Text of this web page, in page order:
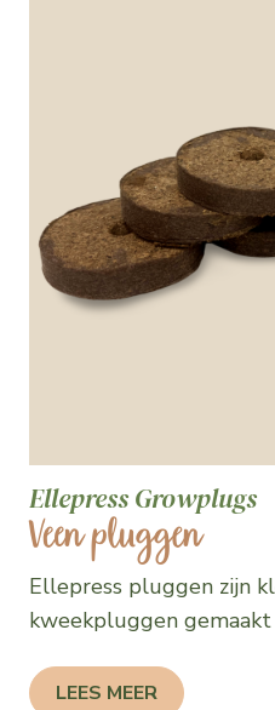
Ellepress Growplugs
Veen pluggen
Ellepress pluggen zijn
kweekpluggen gemaakt
LEES MEER